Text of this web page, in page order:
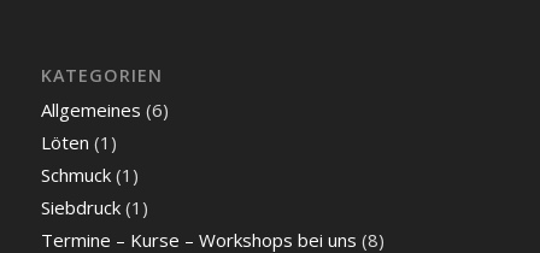
KATEGORIEN
Allgemeines (6)
Löten (1)
Schmuck(1)
Siebdruck(1)
Termine – Kurse – Workshops bei uns (8)